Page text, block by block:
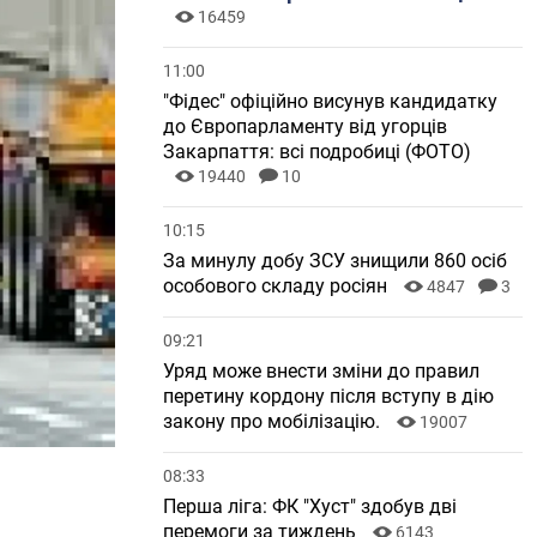
16459
11:00
"Фідес" офіційно висунув кандидатку
до Європарламенту від угорців
Закарпаття: всі подробиці (ФОТО)
19440 10
10:15
За минулу добу ЗСУ знищили 860 осіб
особового складу росіян
4847 3
09:21
Уряд може внести зміни до правил
перетину кордону після вступу в дію
закону про мобілізацію.
19007
08:33
Перша ліга: ФК "Хуст" здобув дві
перемоги за тиждень
6143